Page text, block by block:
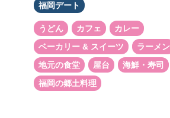
福岡デート
うどん カフェ
カレー
ベーカリー & スイーツ
ラーメン
地元の食堂
屋台 海鮮・寿司
福岡の郷土料理